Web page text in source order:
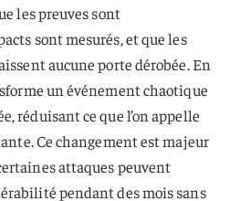
les preuves sont
sont mesurés, et que les
aucune porte dérobée. En
un événement chaotique
réduisant ce que l’on appelle
Ce changement est majeur
attaques peuvent
pendant des mois sans